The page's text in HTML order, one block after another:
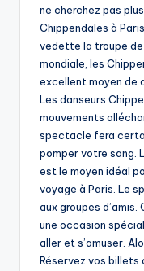
ne cherchez pas
Chippendales à
vedette la troupe de
mondiale, les
excellent moyen de
Les danseurs
mouvements
spectacle fera
pomper votre sang.
est le moyen idéal
voyage à Paris. Le
aux groupes
une occasion
aller et s’amuser.
Réservez vos billets